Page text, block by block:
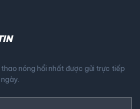
nóng hổi nhất được gửi trực tiếp